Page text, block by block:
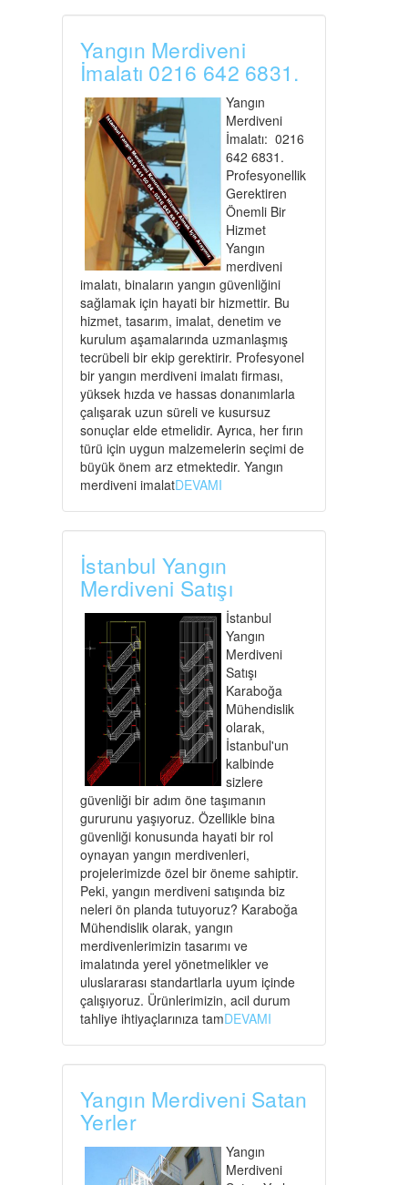
Yangın Merdiveni
İmalatı 0216 642 6831.
Yangın
Merdiveni
İmalatı: 0216
642 6831.
Profesyonellik
Gerektiren
Önemli Bir
Hizmet
Yangın
merdiveni
imalatı, binaların yangın güvenliğini
sağlamak için hayati bir hizmettir. Bu
hizmet, tasarım, imalat, denetim ve
kurulum aşamalarında uzmanlaşmış
tecrübeli bir ekip gerektirir. Profesyonel
bir yangın merdiveni imalatı firması,
yüksek hızda ve hassas donanımlarla
çalışarak uzun süreli ve kusursuz
sonuçlar elde etmelidir. Ayrıca, her fırın
türü için uygun malzemelerin seçimi de
büyük önem arz etmektedir. Yangın
merdiveni imalatDEVAMI
İstanbul Yangın
Merdiveni Satışı
İstanbul
Yangın
Merdiveni
Satışı
Karaboğa
Mühendislik
olarak,
İstanbul'un
kalbinde
sizlere
güvenliği bir adım öne taşımanın
gururunu yaşıyoruz. Özellikle bina
güvenliği konusunda hayati bir rol
oynayan yangın merdivenleri,
projelerimizde özel bir öneme sahiptir.
Peki, yangın merdiveni satışında biz
neleri ön planda tutuyoruz? Karaboğa
Mühendislik olarak, yangın
merdivenlerimizin tasarımı ve
imalatında yerel yönetmelikler ve
uluslararası standartlarla uyum içinde
çalışıyoruz. Ürünlerimizin, acil durum
tahliye ihtiyaçlarınıza tamDEVAMI
Yangın Merdiveni Satan
Yerler
Yangın
Merdiveni